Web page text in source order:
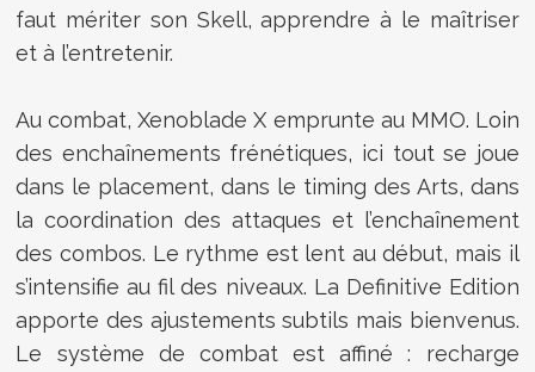
faut mériter son Skell, apprendre à le maîtriser
et à l’entretenir.
Au combat, Xenoblade X emprunte au MMO. Loin
des enchaînements frénétiques, ici tout se joue
dans le placement, dans le timing des Arts, dans
la coordination des attaques et l’enchaînement
des combos. Le rythme est lent au début, mais il
s’intensifie au fil des niveaux. La Definitive Edition
apporte des ajustements subtils mais bienvenus.
Le système de combat est affiné : recharge